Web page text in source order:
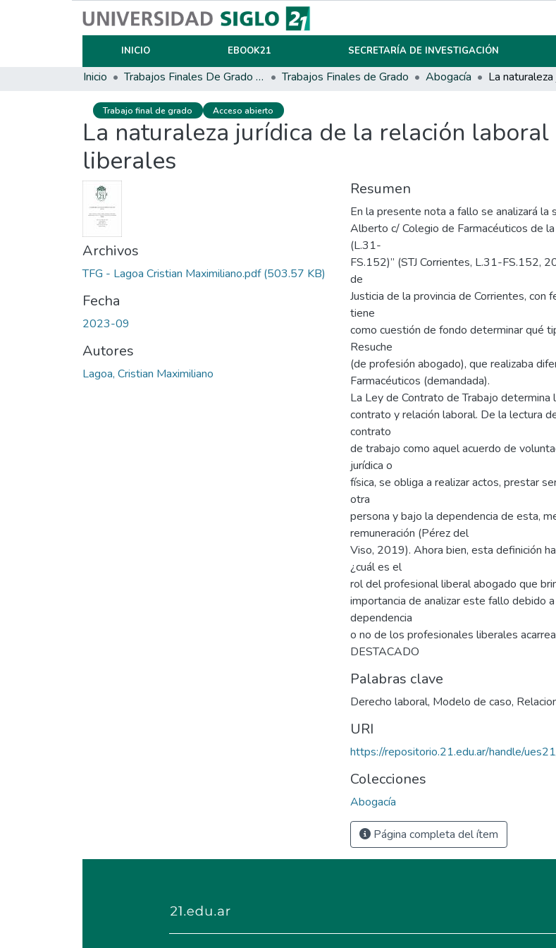
INICIO EBOOK21 SECRETARÍA DE INVESTIGACIÓN
Inicio Trabajos Finales De Grado Y Posgrado Trabajos Finales de Grado Abogacía
Trabajo final de grado Acceso abierto
La naturaleza jurídica de la relación
liberales
Archivos
TFG - Lagoa Cristian Maximiliano.pdf(503.57 KB)
Fecha
2023-09
Autores
Lagoa, Cristian Maximiliano
Resumen
En la presente nota a fallo se analizará la
Alberto c/ Colegio de Farmacéuticos de
(L.31-
FS.152)” (STJ Corrientes, L.31-FS.152,
de
Justicia de la provincia de Corrientes,
tiene
como cuestión de fondo determinar qué
Resuche
(de profesión abogado), que realizaba
Farmacéuticos (demandada).
La Ley de Contrato de Trabajo determina
contrato y relación laboral. De la lectura
contrato
de trabajo como aquel acuerdo de
jurídica o
física, se obliga a realizar actos, prestar
otra
persona y bajo la dependencia de esta,
remuneración (Pérez del
Viso, 2019). Ahora bien, esta definición
¿cuál es el
rol del profesional liberal abogado que
importancia de analizar este fallo debido
dependencia
o no de los profesionales liberales
DESTACADO
Palabras clave
Derecho laboral, Modelo de caso,
URI
https://repositorio.21.edu.ar/handle/
Colecciones
Abogacía
Página completa del ítem